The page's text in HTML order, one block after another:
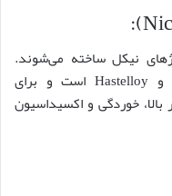
نیکل ساخته می‌شوند.
آلیاژهای نیکل شامل Inconel ،Monel و Hastelloy است و برای
خوردگی و اکسیداسیون